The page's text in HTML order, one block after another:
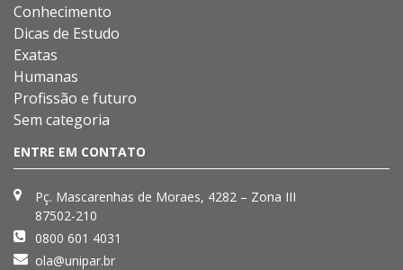
Conhecimento
Dicas de Estudo
Exatas
Humanas
Profissão e futuro
Sem categoria
ENTRE EM CONTATO
Pç. Mascarenhas de Moraes, 4282 – Zona III
87502-210
0800 601 4031
ola@unipar.br